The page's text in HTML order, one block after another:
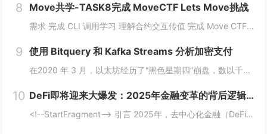
8 Move共学-TASK8完成 MoveCTF Lets Move挑战
需求 完成 CLI 调用学习 理解合约交互传值 完成 Move CTF Lets Move 一、任务指南 合约部署地址: 0x097a3833b6b5c62ca6ad10f0509dffdadff7ce31e1...
9 使用 Bitquery 和 Kafka Streams 分析加密支付
在2020 年 3 月，以太坊经历了“黑色星期四”崩盘，数以千计的 DeFi（去中心化金融）清算被同时触发，导致网络费用从 20 gwei 飙升至 200 gwei 以上。那些能够监控并对内存池数据做出反应的人幸存下来，而那些无法做到的人则...
10 DeFi即将迎来大爆发：2025年金融变革的背后逻辑与机会
<!--StartFragment--> 引言 2025年，去中心化金融（DeFi）可能迎来一个重要的爆发时期。根据近期的新闻热点，多个因素正在推动这一趋势的到来。首先，美国政府计划建立比特币战略储备，并配合发行ETF等债务...